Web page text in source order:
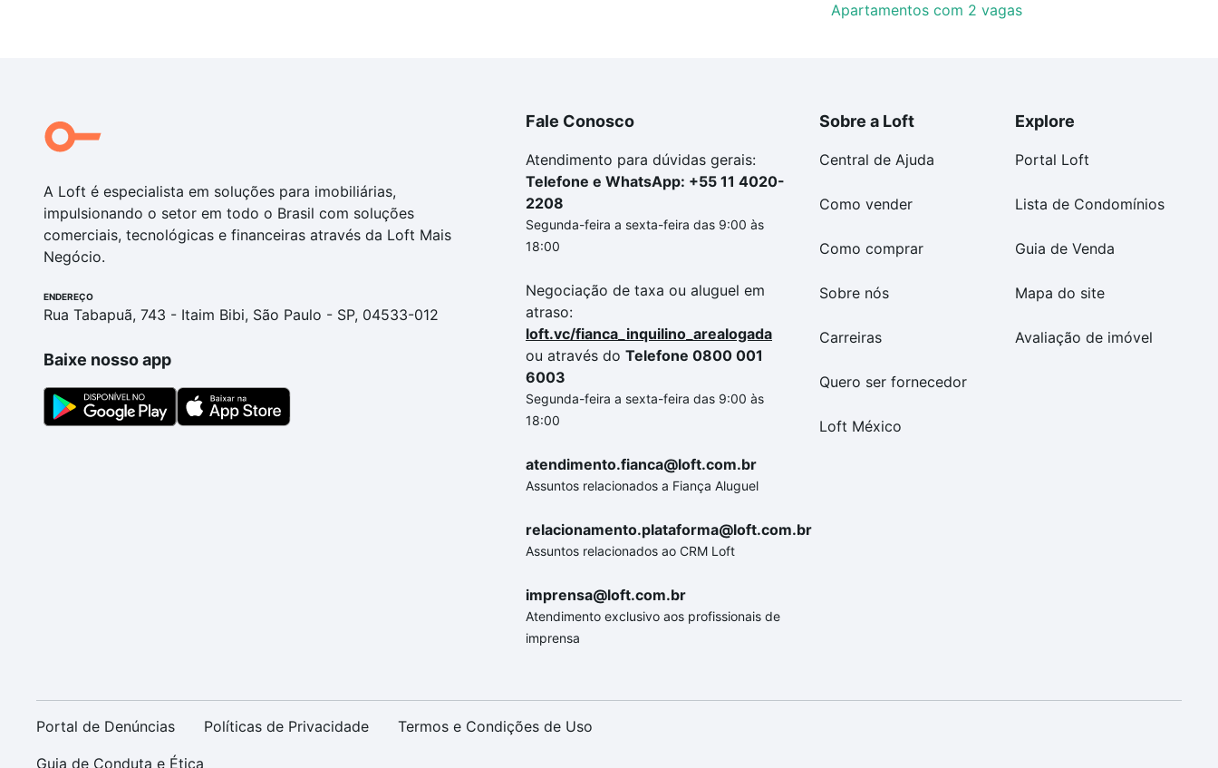
Apartamentos com 2 vagas
A Loft é especialista em soluções para imobiliárias,
impulsionando o setor em todo o Brasil com soluções
comerciais, tecnológicas e financeiras através da Loft Mais
Negócio.
ENDEREÇO
Rua Tabapuã, 743 - Itaim Bibi, São Paulo - SP, 04533-012
Baixe nosso app
Fale Conosco
Atendimento para dúvidas gerais:
Telefone e WhatsApp: +55 11 4020-
2208
Segunda-feira a sexta-feira das 9:00 às
18:00
Negociação de taxa ou aluguel em
atraso:
loft.vc/fianca_inquilino_arealogada
ou através do Telefone 0800 001
6003
Segunda-feira a sexta-feira das 9:00 às
18:00
atendimento.fianca@loft.com.br
Assuntos relacionados a Fiança Aluguel
relacionamento.plataforma@loft.com.br
Assuntos relacionados ao CRM Loft
imprensa@loft.com.br
Atendimento exclusivo aos profissionais de
imprensa
Sobre a Loft
Central de Ajuda
Como vender
Como comprar
Sobre nós
Carreiras
Quero ser fornecedor
Loft México
Explore
Portal Loft
Lista de Condomínios
Guia de Venda
Mapa do site
Avaliação de imóvel
Portal de Denúncias Políticas de Privacidade Termos e Condições de Uso
Guia de Conduta e Ética